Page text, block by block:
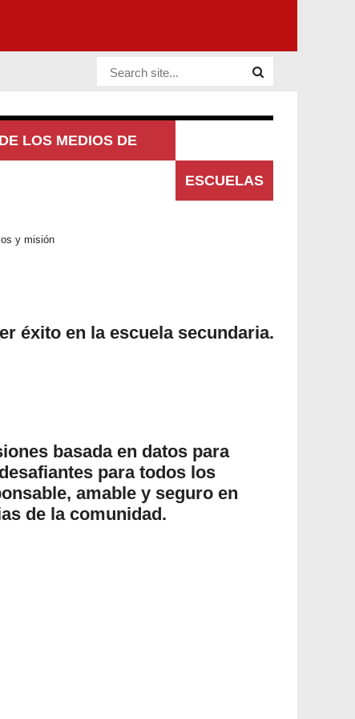
Website Site
LOS MEDIOS DE
ESCUELAS
y misión
éxito en la escuela secundaria.
basada en datos para
para todos los
amable y seguro en
de la comunidad.